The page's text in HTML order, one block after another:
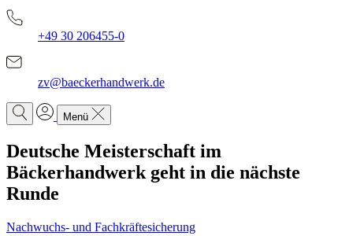
+49 30 206455-0
zv@baeckerhandwerk.de
Menü
Deutsche Meisterschaft im
Bäckerhandwerk geht in die nächste
Runde
Nachwuchs- und Fachkräftesicherung